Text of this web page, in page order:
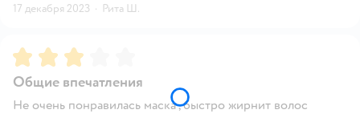
17 декабря 2023 · Рита Ш.
Рейтинг:3
Общие впечатления
Не очень понравилась маска , быстро жирнит волос